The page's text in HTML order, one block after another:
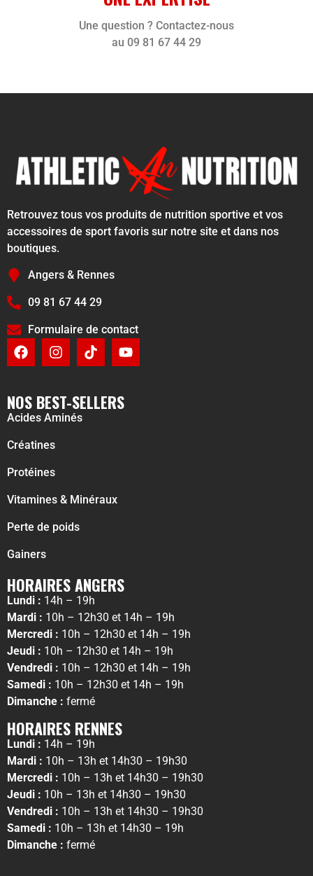
Une question ? Contactez-nous
au 09 81 67 44 29
Retrouvez tous vos produits de nutrition sportive et vos
accessoires de sport favoris sur notre site et dans nos
boutiques.
Angers & Rennes
09 81 67 44 29
Formulaire de contact
NOS BEST-SELLERS
Acides Aminés
Créatines
Protéines
Vitamines & Minéraux
Perte de poids
Gainers
HORAIRES ANGERS
Lundi : 14h – 19h
Mardi : 10h – 12h30 et 14h – 19h
Mercredi : 10h – 12h30 et 14h – 19h
Jeudi : 10h – 12h30 et 14h – 19h
Vendredi : 10h – 12h30 et 14h – 19h
Samedi : 10h – 12h30 et 14h – 19h
Dimanche : fermé
HORAIRES RENNES
Lundi : 14h – 19h
Mardi : 10h – 13h et 14h30 – 19h30
Mercredi : 10h – 13h et 14h30 – 19h30
Jeudi : 10h – 13h et 14h30 – 19h30
Vendredi : 10h – 13h et 14h30 – 19h30
Samedi : 10h – 13h et 14h30 – 19h
Dimanche : fermé